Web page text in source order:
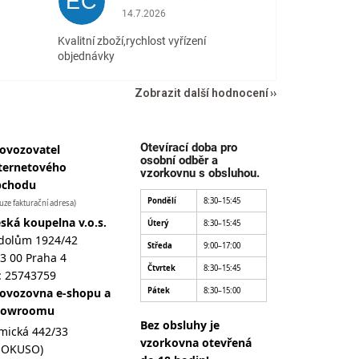
5 z 5 hvězdiček. Hodnocení obchodu je 5 z 5 hvězdiček.
14.7.2026
Kvalitní zboží,rychlost vyřízení
objednávky
Zobrazit další hodnocení
fakturační adresa)
koupelna v.o.s.
1924/42
00 Praha 4
25743759
e-shopu a
442/33
Otevírací doba pro
osobní odběr a
vzorkovnu s obsluhou.
Pondělí 8:30–15:45
Úterý 8:30–15:45
Středa 9:00–17:00
Čtvrtek 8:30–15:45
Pátek 8:30–15:00
Bez obsluhy je
vzorkovna otevřená